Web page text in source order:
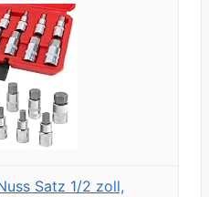
Satz 1/2 zoll,